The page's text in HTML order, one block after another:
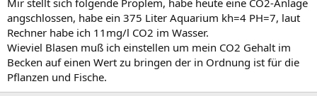
angschlossen, habe ein 375 Liter Aquarium kh=4 PH=7, laut
Rechner habe ich 11mg/l CO2 im Wasser.
Wieviel Blasen muß ich einstellen um mein CO2 Gehalt im
Becken auf einen Wert zu bringen der in Ordnung ist für die
Pflanzen und Fische.